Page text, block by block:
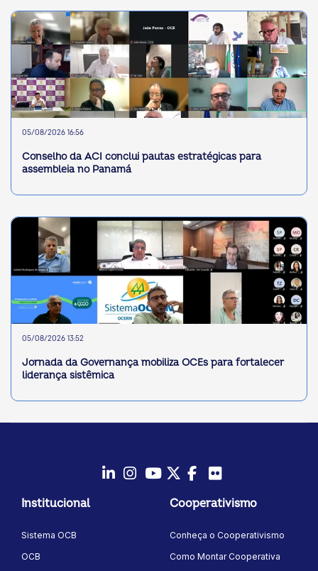
05/08/2026 16:56
Conselho da ACI conclui pautas estratégicas para
assembleia no Panamá
05/08/2026 13:52
Jornada da Governança mobiliza OCEs para fortalecer
liderança sistêmica
Instagram
YoutubeTwitter/X
Facebook
Institucional
Sistema OCB
OCB
Cooperativismo
Conheça o Cooperativismo
Como Montar Cooperativa